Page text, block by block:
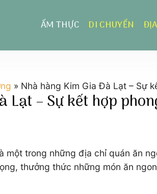
ẨM THỰC DI CHUYỂN
» Nhà hàng Kim Gia Đà Lạt – Sự
Lạt – Sự kết hợp
một trong những địa chỉ quán ăn
thưởng thức những món ăn